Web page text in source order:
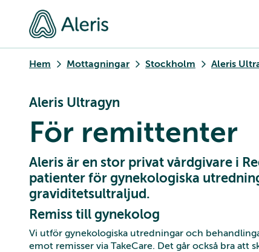
Hem Mottagningar Stockholm Aleris
Aleris Ultragyn
För remittenter
Aleris är en stor privat vårdgivare i
patienter för gynekologiska
graviditetsultraljud.
Remiss till gynekolog
Vi utför gynekologiska utredningar och
emot remisser via TakeCare. Det går också bra att